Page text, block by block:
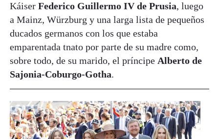
Káiser Federico Guillermo IV de Prusia, luego
a Mainz, Würzburg y una larga lista de pequeños
ducados germanos con los que estaba
emparentada tnato por parte de su madre como,
sobre todo, de su marido, el príncipe Alberto de
Sajonia-Coburgo-Gotha.